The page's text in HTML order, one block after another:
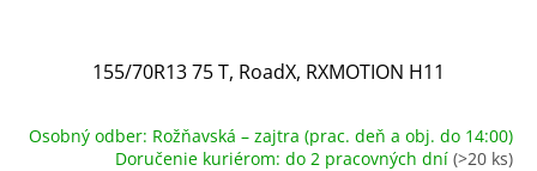
155/70R13 75 T, RoadX, RXMOTION H11
Osobný odber: Rožňavská – zajtra (prac. deň a obj. do 14:00)
Doručenie kuriérom: do 2 pracovných dní (>20 ks)